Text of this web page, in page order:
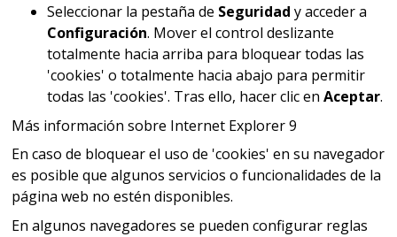
Seleccionar la pestaña de Seguridad y acceder a
Configuración. Mover el control deslizante
totalmente hacia arriba para bloquear todas las
'cookies' o totalmente hacia abajo para permitir
todas las 'cookies'. Tras ello, hacer clic enAceptar.
Más información sobre Internet Explorer 9
En caso de bloquear el uso de 'cookies' en su navegador
es posible que algunos servicios o funcionalidades de la
página web no estén disponibles.
En algunos navegadores se pueden configurar reglas